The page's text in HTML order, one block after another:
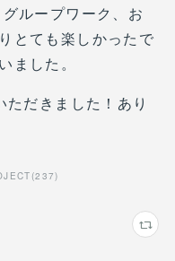
ループワーク、お
とても楽しかったで
ました。
だきました！あり
(237)